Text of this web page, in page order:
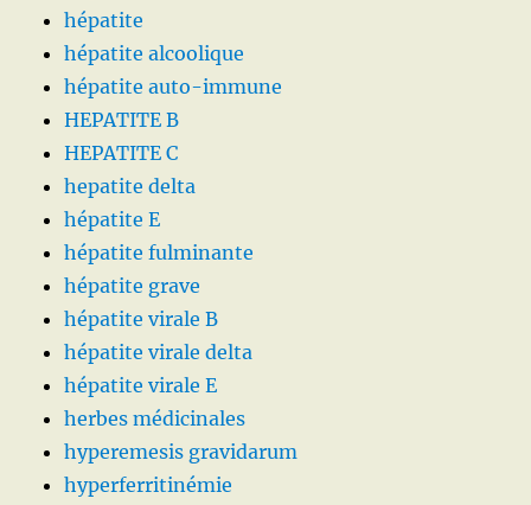
hépatite
hépatite alcoolique
hépatite auto-immune
HEPATITE B
HEPATITE C
hepatite delta
hépatite E
hépatite fulminante
hépatite grave
hépatite virale B
hépatite virale delta
hépatite virale E
herbes médicinales
hyperemesis gravidarum
hyperferritinémie